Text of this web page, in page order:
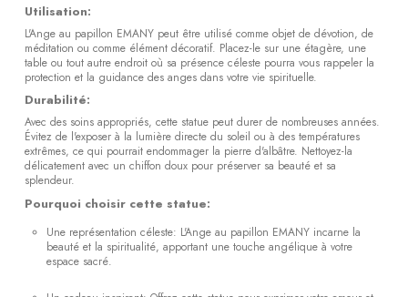
Utilisation:
L'Ange au papillon EMANY peut être utilisé comme objet de dévotion, de
méditation ou comme élément décoratif. Placez-le sur une étagère, une
table ou tout autre endroit où sa présence céleste pourra vous rappeler la
protection et la guidance des anges dans votre vie spirituelle.
Durabilité:
Avec des soins appropriés, cette statue peut durer de nombreuses années.
Évitez de l'exposer à la lumière directe du soleil ou à des températures
extrêmes, ce qui pourrait endommager la pierre d'albâtre. Nettoyez-la
délicatement avec un chiffon doux pour préserver sa beauté et sa
splendeur.
Pourquoi choisir cette statue:
Une représentation céleste: L'Ange au papillon EMANY incarne la
beauté et la spiritualité, apportant une touche angélique à votre
espace sacré.